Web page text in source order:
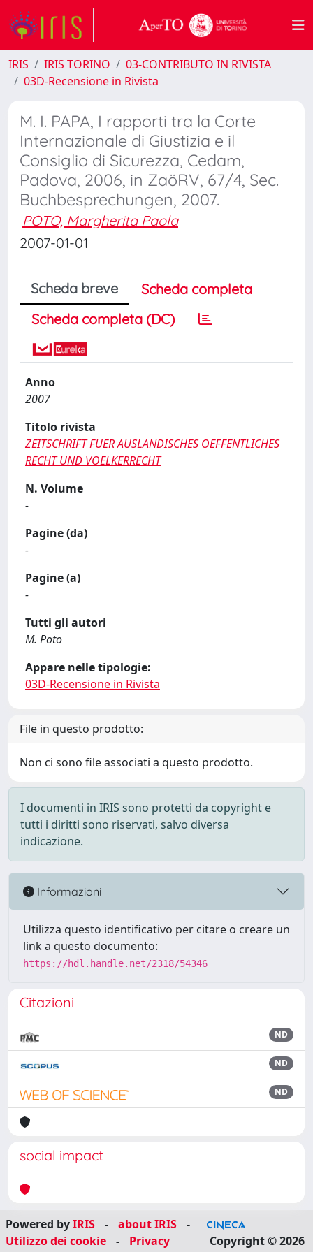
IRIS IRIS TORINO
03-CONTRIBUTO IN RIVISTA
03D-Recensione in Rivista
M. I. PAPA, I rapporti tra la Corte
Internazionale di Giustizia e il
Consiglio di Sicurezza, Cedam,
Padova, 2006, in ZaöRV, 67/4, Sec.
Buchbesprechungen, 2007.
POTO, Margherita Paola
2007-01-01
Scheda breve
Scheda completa
Scheda completa (DC)
Anno
2007
Titolo rivista
ZEITSCHRIFT FUER AUSLANDISCHES OEFFENTLICHES
RECHT UND VOELKERRECHT
N. Volume
-
Pagine (da)
-
Pagine (a)
-
Tutti gli autori
M. Poto
Appare nelle tipologie:
03D-Recensione in Rivista
File in questo prodotto:
Non ci sono file associati a questo prodotto.
I documenti in IRIS sono protetti da copyright e
tutti i diritti sono riservati, salvo diversa
indicazione.
Informazioni
Utilizza questo identificativo per citare o creare un
link a questo documento:
https://hdl.handle.net/2318/54346
Citazioni
ND
ND
ND
social impact
Powered byIRIS - about IRIS
-
Utilizzo dei cookie
- Privacy Copyright © 2026